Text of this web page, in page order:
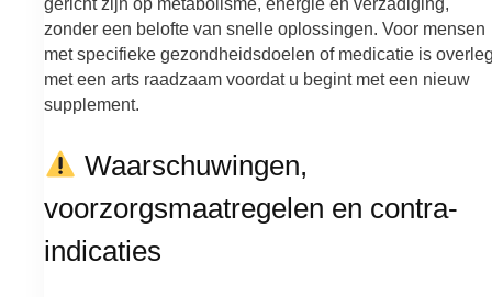
gericht zijn op metabolisme, energie en verzadiging,
zonder een belofte van snelle oplossingen. Voor mensen
met specifieke gezondheidsdoelen of medicatie is
met een arts raadzaam voordat u begint met een nieuw
supplement.
Waarschuwingen,
voorzorgsmaatregelen en contra-
indicaties